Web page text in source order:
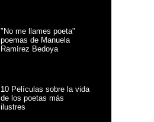
"No me llames poeta"
poemas de Manuela
Ramírez Bedoya
10 Películas sobre la vida
de los poetas más
ilustres